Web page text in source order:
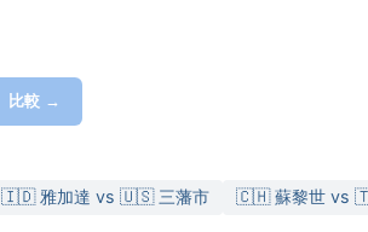
比較 →
🇮🇩 雅加達 vs 🇺🇸 三藩市
🇨🇭 蘇黎世 vs